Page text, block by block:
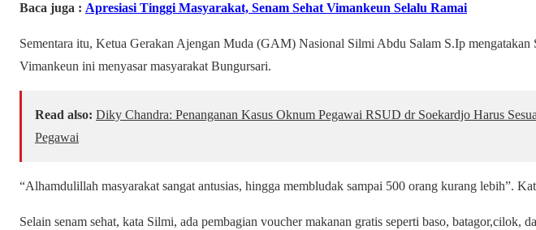
Baca juga : Apresiasi Tinggi Masyarakat, Senam Sehat Vimankeun Selalu Ramai
Sementara itu, Ketua Gerakan Ajengan Muda (GAM) Nasional Silmi Abdu Salam S.Ip mengatakan
Vimankeun ini menyasar masyarakat Bungursari.
Read also: Diky Chandra: Penanganan Kasus Oknum Pegawai RSUD dr Soekardjo Harus
Pegawai
“Alhamdulillah masyarakat sangat antusias, hingga membludak sampai 500 orang kurang lebih”.
Selain senam sehat, kata Silmi, ada pembagian voucher makanan gratis seperti baso, batagor,cilok,